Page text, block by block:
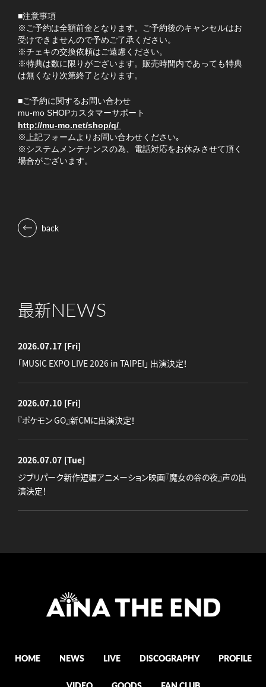
■注意事項
※ご予約は全額前金となります。ご予約後のキャンセルはお
受けできませんので予めご了承ください。
※チェキの交換依頼はご遠慮ください。
※特典は数に限りがございます。販売時間内であっても特典
は無くなり次第終了となります。
■ご予約に関するお問い合わせ
mu-mo SHOPカスタマーサポート
http://mu-mo.net/shop/q/
※上記フォームよりお問い合わせください｡
※システムメンテナンスの為、電話対応をお休みさせて頂く
場合がございます。
back
最新NEWS
2026.07.17 [Fri]
「MUSIC EXPO LIVE 2026 in TAIPEI」 出演決定！
2026.07.10 [Fri]
『ポケモン GO』新CMに出演決定！
2026.07.07 [Tue]
ジブリパーク新作短編アニメーション映画『魔女の谷の夜』声の出
演決定！
HOME NEWS LIVE DISCOGRAPHY PROFILE